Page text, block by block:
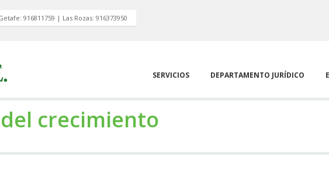
916811759 | Las Rozas: 916373950
SERVICIOS DEPARTAMENTO JURÍDICO
crecimiento